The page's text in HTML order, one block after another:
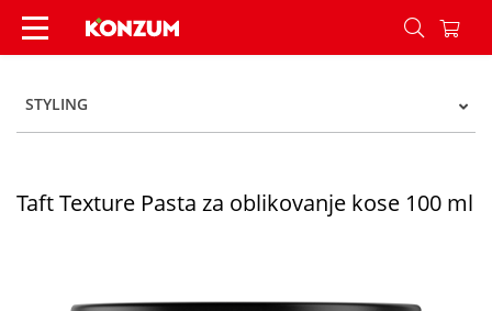
Taft Texture Pasta za oblikovanje kose 100 ml -
STYLING
Taft Texture Pasta za oblikovanje kose 100 ml